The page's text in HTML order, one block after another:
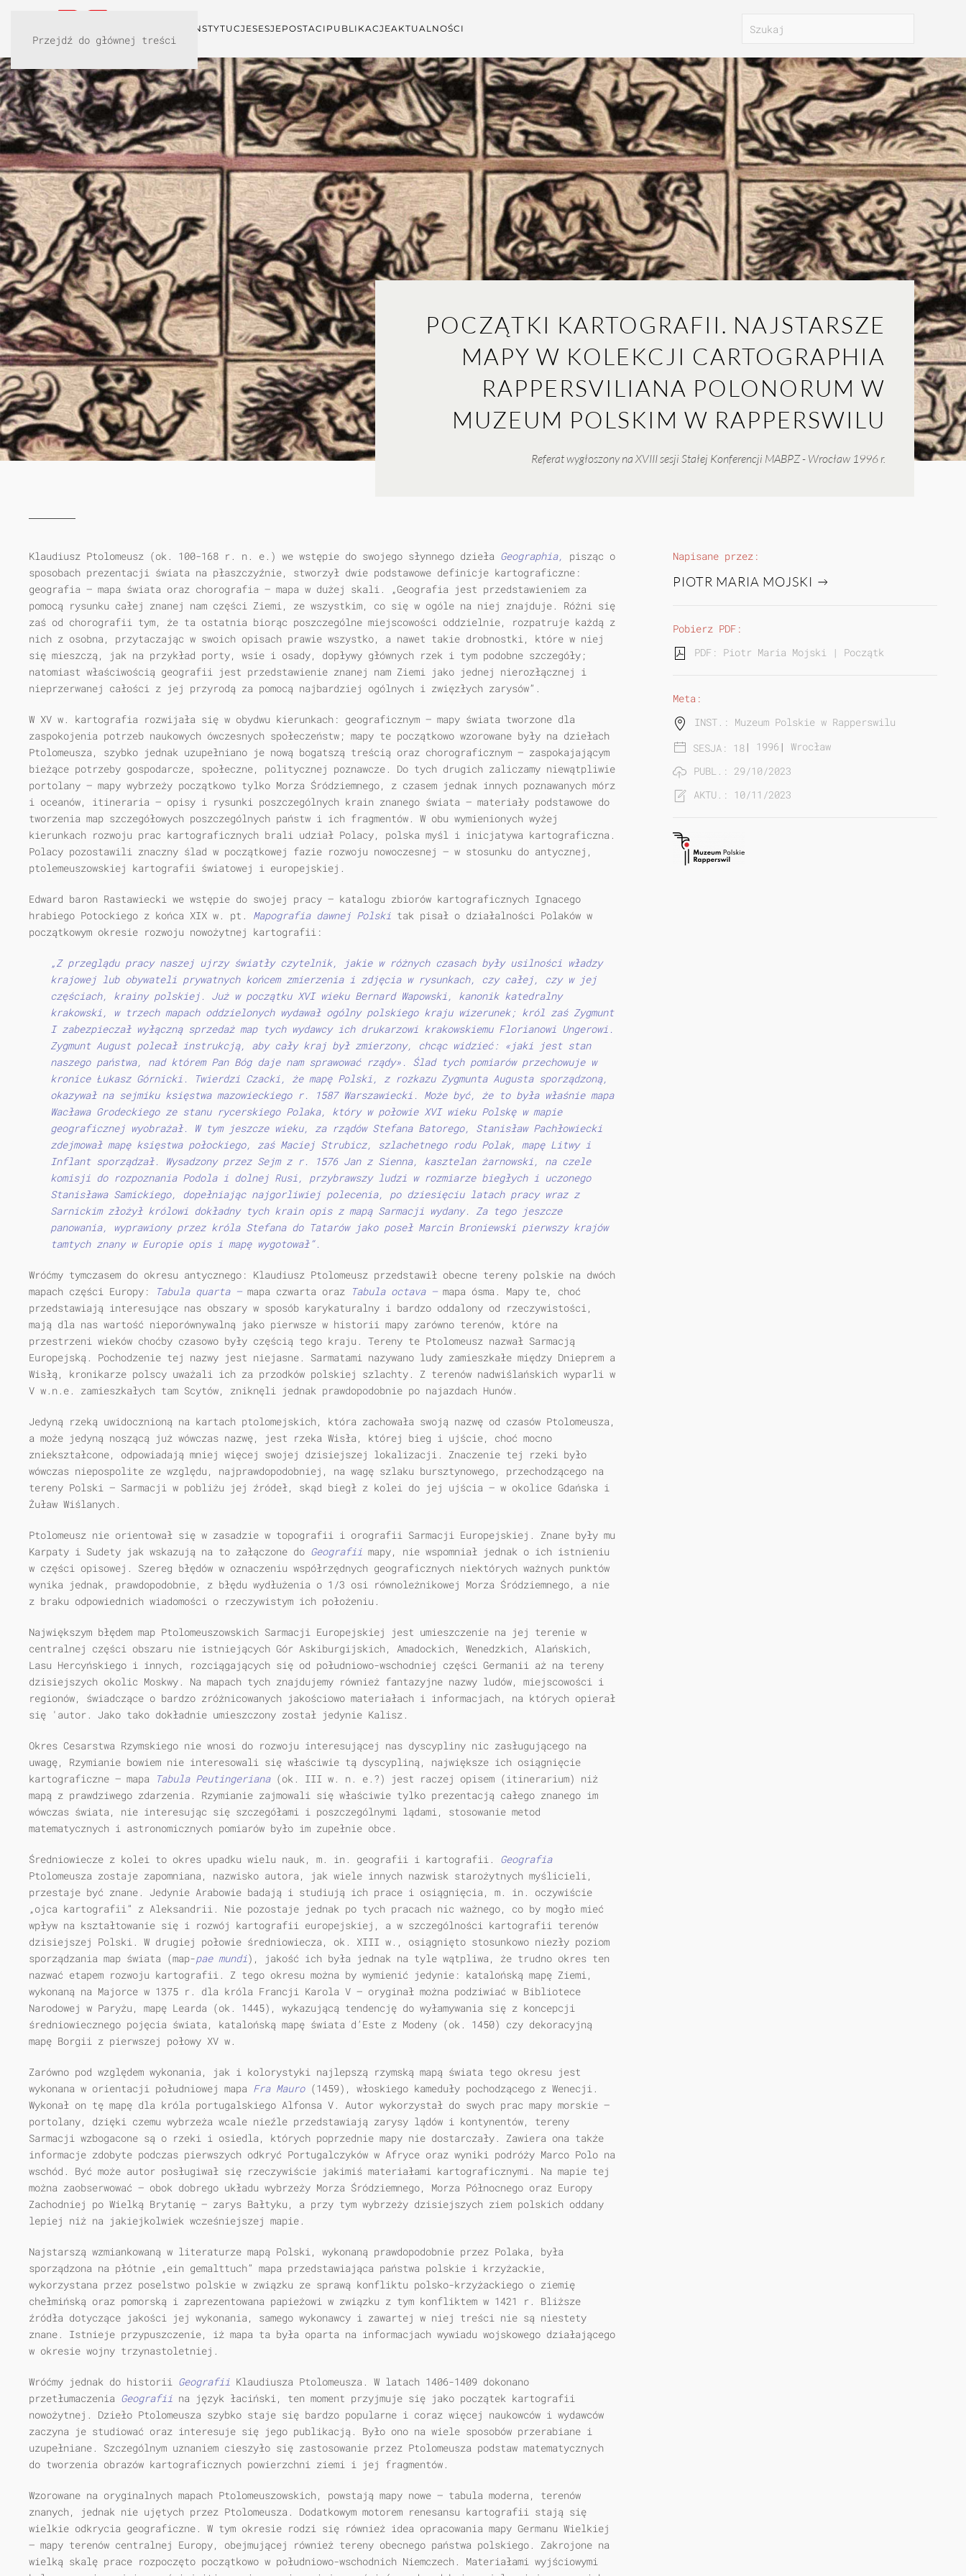
Przejdź do głównej treści
INSTYTUCJESESJEPOSTACI PUBLIKACJEAKTUALNOŚCI
POCZĄTKI KARTOGRAFII. NAJSTARSZE
MAPY W KOLEKCJI CARTOGRAPHIA
RAPPERSVILIANA POLONORUM W
MUZEUM POLSKIM W RAPPERSWILU
Referat wygłoszony na XVIII sesji Stałej Konferencji MABPZ - Wrocław 1996 r.
Klaudiusz Ptolomeusz (ok. 100-168 r. n. e.) we wstępie do swojego słynnego dzieła Geographia, pisząc o
sposobach prezentacji świata na płaszczyźnie, stworzył dwie podstawowe definicje kartograficzne:
geografia — mapa świata oraz chorografia — mapa w dużej skali. „Geografia jest przedstawieniem za
pomocą rysunku całej znanej nam części Ziemi, ze wszystkim, co się w ogóle na niej znajduje. Różni się
zaś od chorografii tym, że ta ostatnia biorąc poszczególne miejscowości oddzielnie, rozpatruje każdą z
nich z osobna, przytaczając w swoich opisach prawie wszystko, a nawet takie drobnostki, które w niej
się mieszczą, jak na przykład porty, wsie i osady, dopływy głównych rzek i tym podobne szczegóły;
natomiast właściwością geografii jest przedstawienie znanej nam Ziemi jako jednej nierozłącznej i
nieprzerwanej całości z jej przyrodą za pomocą najbardziej ogólnych i zwięzłych zarysów”.
W XV w. kartografia rozwijała się w obydwu kierunkach: geograficznym — mapy świata tworzone dla
zaspokojenia potrzeb naukowych ówczesnych społeczeństw; mapy te początkowo wzorowane były na dziełach
Ptolomeusza, szybko jednak uzupełniano je nową bogatszą treścią oraz chorograficznym — zaspokajającym
bieżące potrzeby gospodarcze, społeczne, politycznej poznawcze. Do tych drugich zaliczamy niewątpliwie
portolany — mapy wybrzeży początkowo tylko Morza Śródziemnego, z czasem jednak innych poznawanych mórz
i oceanów, itineraria — opisy i rysunki poszczególnych krain znanego świata — materiały podstawowe do
tworzenia map szczegółowych poszczególnych państw i ich fragmentów. W obu wymienionych wyżej
kierunkach rozwoju prac kartograficznych brali udział Polacy, polska myśl i inicjatywa kartograficzna.
Polacy pozostawili znaczny ślad w początkowej fazie rozwoju nowoczesnej — w stosunku do antycznej,
ptolemeuszowskiej kartografii światowej i europejskiej.
Edward baron Rastawiecki we wstępie do swojej pracy — katalogu zbiorów kartograficznych Ignacego
hrabiego Potockiego z końca XIX w. pt.
Mapografia dawnej Polski tak pisał o działalności Polaków w
początkowym okresie rozwoju nowożytnej kartografii:
„Z przeglądu pracy naszej ujrzy światły czytelnik, jakie w różnych czasach były usilności władzy
krajowej lub obywateli prywatnych końcem zmierzenia i zdjęcia w rysunkach, czy całej, czy w jej
częściach, krainy polskiej. Już w początku XVI wieku Bernard Wapowski, kanonik katedralny
krakowski, w trzech mapach oddzielonych wydawał ogólny polskiego kraju wizerunek; król zaś Zygmunt
I zabezpieczał wyłączną sprzedaż map tych wydawcy ich drukarzowi krakowskiemu Florianowi Ungerowi.
Zygmunt August polecał instrukcją, aby cały kraj był zmierzony, chcąc widzieć: «jaki jest stan
naszego państwa, nad którem Pan Bóg daje nam sprawować rządy». Ślad tych pomiarów przechowuje w
kronice Łukasz Górnicki. Twierdzi Czacki, że mapę Polski, z rozkazu Zygmunta Augusta sporządzoną,
okazywał na sejmiku księstwa mazowieckiego r. 1587 Warszawiecki. Może być, że to była właśnie mapa
Wacława Grodeckiego ze stanu rycerskiego Polaka, który w połowie XVI wieku Polskę w mapie
geograficznej wyobrażał. W tym jeszcze wieku, za rządów Stefana Batorego, Stanisław Pachłowiecki
zdejmował mapę księstwa połockiego, zaś Maciej Strubicz, szlachetnego rodu Polak, mapę Litwy i
Inflant sporządzał. Wysadzony przez Sejm z r. 1576 Jan z Sienna, kasztelan żarnowski, na czele
komisji do rozpoznania Podola i dolnej Rusi, przybrawszy ludzi w rozmiarze biegłych i uczonego
Stanisława Samickiego, dopełniając najgorliwiej polecenia, po dziesięciu latach pracy wraz z
Sarnickim złożył królowi dokładny tych krain opis z mapą Sarmacji wydany. Za tego jeszcze
panowania, wyprawiony przez króla Stefana do Tatarów jako poseł Marcin Broniewski pierwszy krajów
tamtych znany w Europie opis i mapę wygotował”.
Wróćmy tymczasem do okresu antycznego: Klaudiusz Ptolomeusz przedstawił obecne tereny polskie na dwóch
mapach części Europy:
Tabula quarta — mapa czwarta oraz Tabula octava — mapa ósma. Mapy te, choć
przedstawiają interesujące nas obszary w sposób karykaturalny i bardzo oddalony od rzeczywistości,
mają dla nas wartość nieporównywalną jako pierwsze w historii mapy zarówno terenów, które na
przestrzeni wieków choćby czasowo były częścią tego kraju. Tereny te Ptolomeusz nazwał Sarmacją
Europejską. Pochodzenie tej nazwy jest niejasne. Sarmatami nazywano ludy zamieszkałe między Dnieprem a
Wisłą, kronikarze polscy uważali ich za przodków polskiej szlachty. Z terenów nadwiślańskich wyparli w
V w.n.e. zamieszkałych tam Scytów, zniknęli jednak prawdopodobnie po najazdach Hunów.
Jedyną rzeką uwidocznioną na kartach ptolomejskich, która zachowała swoją nazwę od czasów Ptolomeusza,
a może jedyną noszącą już wówczas nazwę, jest rzeka Wisła, której bieg i ujście, choć mocno
zniekształcone, odpowiadają mniej więcej swojej dzisiejszej lokalizacji. Znaczenie tej rzeki było
wówczas niepospolite ze względu, najprawdopodobniej, na wagę szlaku bursztynowego, przechodzącego na
tereny Polski — Sarmacji w pobliżu jej źródeł, skąd biegł z kolei do jej ujścia — w okolice Gdańska i
Żuław Wiślanych.
Ptolomeusz nie orientował się w zasadzie w topografii i orografii Sarmacji Europejskiej. Znane były mu
Karpaty i Sudety jak wskazują na to załączone do Geografii mapy, nie wspomniał jednak o ich istnieniu
w części opisowej. Szereg błędów w oznaczeniu współrzędnych geograficznych niektórych ważnych punktów
wynika jednak, prawdopodobnie, z błędu wydłużenia o 1/3 osi równoleżnikowej Morza Śródziemnego, a nie
z braku odpowiednich wiadomości o rzeczywistym ich położeniu.
Największym błędem map Ptolomeuszowskich Sarmacji Europejskiej jest umieszczenie na jej terenie w
centralnej części obszaru nie istniejących Gór Askiburgijskich, Amadockich, Wenedzkich, Alańskich,
Lasu Hercyńskiego i innych, rozciągających się od południowo-wschodniej części Germanii aż na tereny
dzisiejszych okolic Moskwy. Na mapach tych znajdujemy również fantazyjne nazwy ludów, miejscowości i
regionów, świadczące o bardzo zróżnicowanych jakościowo materiałach i informacjach, na których opierał
się 'autor. Jako tako dokładnie umieszczony został jedynie Kalisz.
Okres Cesarstwa Rzymskiego nie wnosi do rozwoju interesującej nas dyscypliny nic zasługującego na
uwagę, Rzymianie bowiem nie interesowali się właściwie tą dyscypliną, największe ich osiągnięcie
kartograficzne — mapa Tabula Peutingeriana (ok. III w. n. e.?) jest raczej opisem (itinerarium) niż
mapą z prawdziwego zdarzenia. Rzymianie zajmowali się właściwie tylko prezentacją całego znanego im
wówczas świata, nie interesując się szczegółami i poszczególnymi lądami, stosowanie metod
matematycznych i astronomicznych pomiarów było im zupełnie obce.
Średniowiecze z kolei to okres upadku wielu nauk, m. in. geografii i kartografii. Geografia
Ptolomeusza zostaje zapomniana, nazwisko autora, jak wiele innych nazwisk starożytnych myślicieli,
przestaje być znane. Jedynie Arabowie badają i studiują ich prace i osiągnięcia, m. in. oczywiście
„ojca kartografii” z Aleksandrii. Nie pozostaje jednak po tych pracach nic ważnego, co by mogło mieć
wpływ na kształtowanie się i rozwój kartografii europejskiej, a w szczególności kartografii terenów
dzisiejszej Polski. W drugiej połowie średniowiecza, ok. XIII w., osiągnięto stosunkowo niezły poziom
sporządzania map świata (map-pae mundi), jakość ich była jednak na tyle wątpliwa, że trudno okres ten
nazwać etapem rozwoju kartografii. Z tego okresu można by wymienić jedynie: katalońską mapę Ziemi,
wykonaną na Majorce w 1375 r. dla króla Francji Karola V — oryginał można podziwiać w Bibliotece
Narodowej w Paryżu, mapę Learda (ok. 1445), wykazującą tendencję do wyłamywania się z koncepcji
średniowiecznego pojęcia świata, katalońską mapę świata d’Este z Modeny (ok. 1450) czy dekoracyjną
mapę Borgii z pierwszej połowy XV w.
Zarówno pod względem wykonania, jak i kolorystyki najlepszą rzymską mapą świata tego okresu jest
wykonana w orientacji południowej mapa Fra Mauro(1459), włoskiego kameduły pochodzącego z Wenecji.
Wykonał on tę mapę dla króla portugalskiego Alfonsa V. Autor wykorzystał do swych prac mapy morskie —
portolany, dzięki czemu wybrzeża wcale nieźle przedstawiają zarysy lądów i kontynentów, tereny
Sarmacji wzbogacone są o rzeki i osiedla, których poprzednie mapy nie dostarczały. Zawiera ona także
informacje zdobyte podczas pierwszych odkryć Portugalczyków w Afryce oraz wyniki podróży Marco Polo na
wschód. Być może autor posługiwał się rzeczywiście jakimiś materiałami kartograficznymi. Na mapie tej
można zaobserwować — obok dobrego układu wybrzeży Morza Śródziemnego, Morza Północnego oraz Europy
Zachodniej po Wielką Brytanię — zarys Bałtyku, a przy tym wybrzeży dzisiejszych ziem polskich oddany
lepiej niż na jakiejkolwiek wcześniejszej mapie.
Najstarszą wzmiankowaną w literaturze mapą Polski, wykonaną prawdopodobnie przez Polaka, była
sporządzona na płótnie „ein gemalttuch” mapa przedstawiająca państwa polskie i krzyżackie,
wykorzystana przez poselstwo polskie w związku ze sprawą konfliktu polsko-krzyżackiego o ziemię
chełmińską oraz pomorską i zaprezentowana papieżowi w związku z tym konfliktem w 1421 r. Bliższe
źródła dotyczące jakości jej wykonania, samego wykonawcy i zawartej w niej treści nie są niestety
znane. Istnieje przypuszczenie, iż mapa ta była oparta na informacjach wywiadu wojskowego działającego
w okresie wojny trzynastoletniej.
Wróćmy jednak do historii Geografii Klaudiusza Ptolomeusza. W latach 1406-1409 dokonano
przetłumaczenia Geografii na język łaciński, ten moment przyjmuje się jako początek kartografii
nowożytnej. Dzieło Ptolomeusza szybko staje się bardzo popularne i coraz więcej naukowców i wydawców
zaczyna je studiować oraz interesuje się jego publikacją. Było ono na wiele sposobów przerabiane i
uzupełniane. Szczególnym uznaniem cieszyło się zastosowanie przez Ptolomeusza podstaw matematycznych
do tworzenia obrazów kartograficznych powierzchni ziemi i jej fragmentów.
Wzorowane na oryginalnych mapach Ptolomeuszowskich, powstają mapy nowe — tabula moderna, terenów
znanych, jednak nie ujętych przez Ptolomeusza. Dodatkowym motorem renesansu kartografii stają się
wielkie odkrycia geograficzne. W tym okresie rodzi się również idea opracowania mapy Germanu Wielkiej
— mapy terenów centralnej Europy, obejmującej również tereny obecnego państwa polskiego. Zakrojone na
wielką skalę prace rozpoczęto początkowo w południowo-wschodnich Niemczech. Materiałami wyjściowymi
Napisane przez:
PIOTR MARIA MOJSKI
Pobierz PDF:
PDF: Piotr Maria Mojski | Początki kartografii.
Meta:
INST.: Muzeum Polskie w Rapperswilu
SESJA: 18| 1996 | Wrocław
PUBL.: 29/10/2023
AKTU.: 10/11/2023